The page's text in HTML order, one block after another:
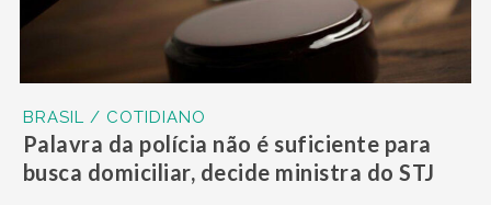
BRASIL / COTIDIANO
Palavra da polícia não é suficiente para
busca domiciliar, decide ministra do STJ